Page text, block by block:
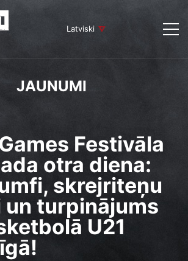
Latviski
JAUNUMI
Festivāla
otra diena:
skrejriteņu
turpinājums
U21